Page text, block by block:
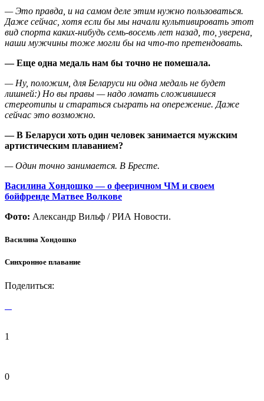
— Это правда, и на самом деле этим нужно пользоваться.
Даже сейчас, хотя если бы мы начали культивировать этот
вид спорта каких-нибудь семь-восемь лет назад, то, уверена,
наши мужчины тоже могли бы на что-то претендовать.
— Еще одна медаль нам бы точно не помешала.
— Ну, положим, для Беларуси ни одна медаль не будет
лишней:) Но вы правы — надо ломать сложившиеся
стереотипы и стараться сыграть на опережение. Даже
сейчас это возможно.
— В Беларуси хоть один человек занимается мужским
артистическим плаванием?
— Один точно занимается. В Бресте.
Василина Хондошко — о фееричном ЧМ и своем
бойфренде Матвее Волкове
Фото: Александр Вильф / РИА Новости.
Василина Хондошко
Синхронное плавание
Поделиться:
1
0